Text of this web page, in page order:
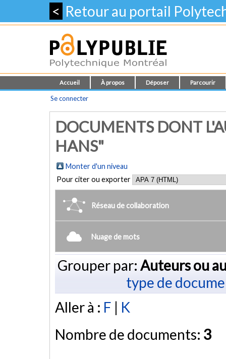
< Retour au portail
Accueil À propos Déposer Parcourir
Se connecter
DOCUMENTS DONT
HANS"
Monter d'un niveau
Pour citer ou exporter
Réseau de collaboration
Nuage de mots
Grouper par: Auteurs ou
type de
Aller à : F | K
Nombre de documents: 3